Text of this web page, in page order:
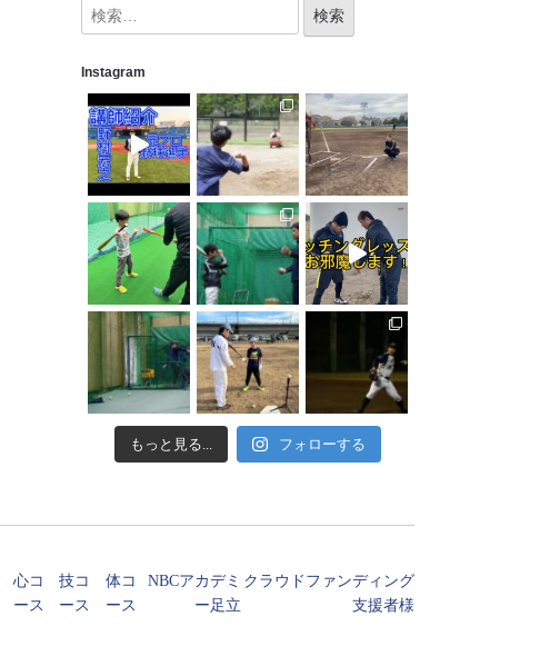
Instagram
もっと見る... フォローする
心コ
ース
技コ
ース
体コ
ース
NBCアカデミ
ー足立
クラウドファンディング
支援者様